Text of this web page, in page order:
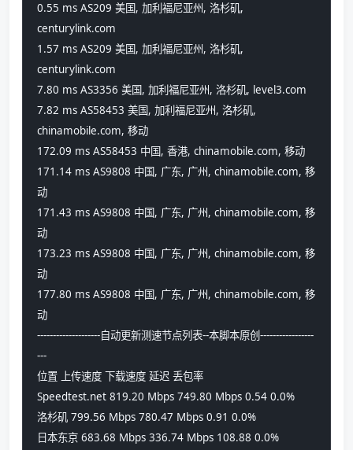
0.55 ms AS209 美国, 加利福尼亚州, 洛杉矶,
centurylink.com
1.57 ms AS209 美国, 加利福尼亚州, 洛杉矶,
centurylink.com
7.80 ms AS3356 美国, 加利福尼亚州, 洛杉矶, level3.com
7.82 ms AS58453 美国, 加利福尼亚州, 洛杉矶,
chinamobile.com, 移动
172.09 ms AS58453 中国, 香港, chinamobile.com, 移动
171.14 ms AS9808 中国, 广东, 广州, chinamobile.com, 移
动
171.43 ms AS9808 中国, 广东, 广州, chinamobile.com, 移
动
173.23 ms AS9808 中国, 广东, 广州, chinamobile.com, 移
动
177.80 ms AS9808 中国, 广东, 广州, chinamobile.com, 移
动
--------------------自动更新测速节点列表--本脚本原创-----------------
---
位置 上传速度 下载速度 延迟 丢包率
Speedtest.net 819.20 Mbps 749.80 Mbps 0.54 0.0%
洛杉矶 799.56 Mbps 780.47 Mbps 0.91 0.0%
日本东京 683.68 Mbps 336.74 Mbps 108.88 0.0%